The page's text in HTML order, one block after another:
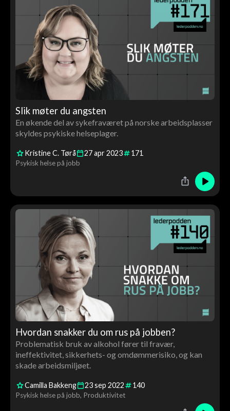
Slik møter du angsten
En økende del av sykefraværet på norske arbeidsplasser
skyldes psykiske helseplager.
Kristine C. Tørå 27apr2023 171
Psykisk helse på jobb
Hvordan snakker du om rus på jobben?
Problematisk bruk av alkohol fører til fravær,
ineffektivitet, sikkerhets- og omdømmerisiko, og kan
skade arbeidsmiljøet.
Camilla Bakkeng 23sep 2022 140
Psykisk helse på jobb Produktivitet